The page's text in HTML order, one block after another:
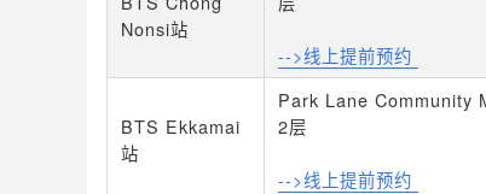
Nonsi站
-->线上提前预约
BTS Ekkamai
站
Park Lane Community
2层
-->线上提前预约